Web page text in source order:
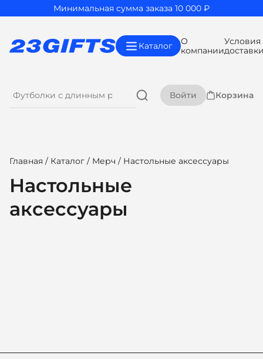
Минимальная сумма заказа 10 000 ₽
Каталог
О
компании
Условия
Войти Корзина
Главная / Каталог / Мерч / Настольные аксессуары
Настольные
аксессуары